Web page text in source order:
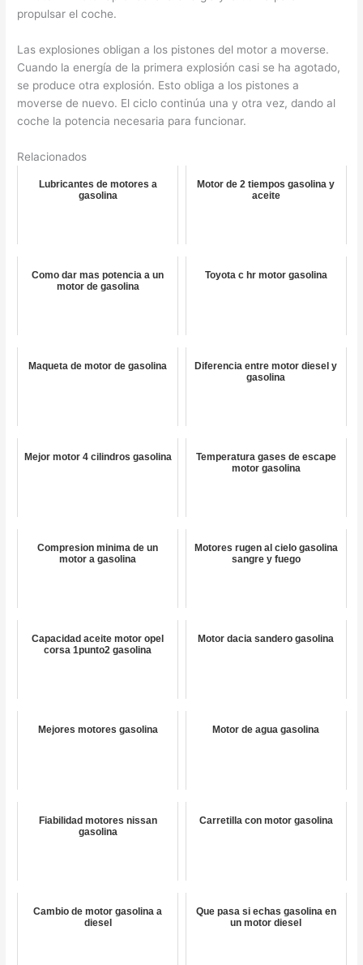
propulsar el coche.
Las explosiones obligan a los pistones del motor a moverse.
Cuando la energía de la primera explosión casi se ha agotado,
se produce otra explosión. Esto obliga a los pistones a
moverse de nuevo. El ciclo continúa una y otra vez, dando al
coche la potencia necesaria para funcionar.
Relacionados
Lubricantes de motores a
gasolina
Motor de 2 tiempos gasolina y
aceite
Como dar mas potencia a un
motor de gasolina
Toyota c hr motor gasolina
Maqueta de motor de gasolina
Diferencia entre motor diesel y
gasolina
Mejor motor 4 cilindros gasolina
Temperatura gases de escape
motor gasolina
Compresion minima de un
motor a gasolina
Motores rugen al cielo gasolina
sangre y fuego
Capacidad aceite motor opel
corsa 1punto2 gasolina
Motor dacia sandero gasolina
Mejores motores gasolina Motor de agua gasolina
Fiabilidad motores nissan
gasolina
Carretilla con motor gasolina
Cambio de motor gasolina a
diesel
Que pasa si echas gasolina en
un motor diesel